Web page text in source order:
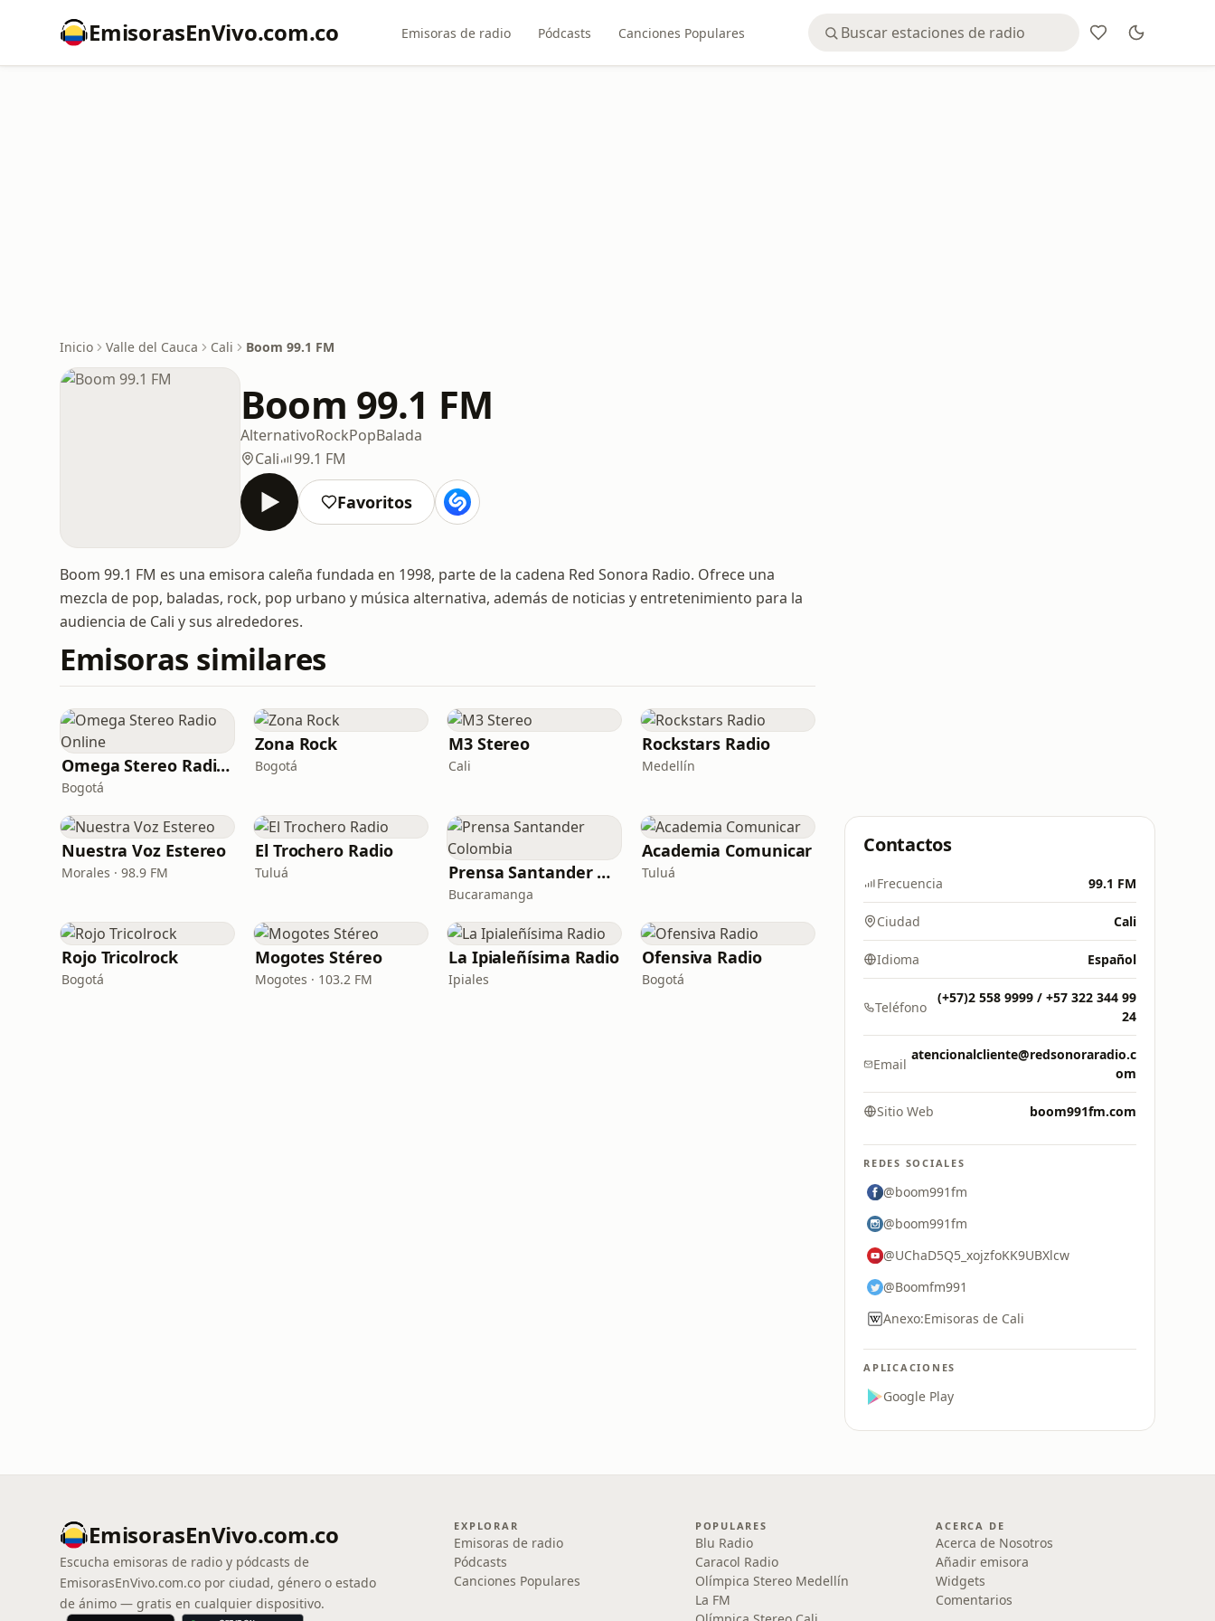
EmisorasEnVivo.com.co Emisoras de radio Pódcasts Canciones Populares
Inicio Valle del Cauca Cali Boom 99.1 FM
Boom 99.1 FM
AlternativoRockPopBalada
Cali
99.1 FM
Favoritos
Boom 99.1 FM es una emisora caleña fundada en 1998, parte de la cadena Red Sonora Radio. Ofrece una
mezcla de pop, baladas, rock, pop urbano y música alternativa, además de noticias y entretenimiento para la
audiencia de Cali y sus alrededores.
Emisoras similares
Omega Stereo Radio Online
Bogotá
Zona Rock
Bogotá
M3 Stereo
Cali
Rockstars Radio
Medellín
Nuestra Voz Estereo
Morales · 98.9 FM
El Trochero Radio
Tuluá Prensa Santander Colombia
Bucaramanga
Academia Comunicar
Tuluá
Rojo Tricolrock
Bogotá
Mogotes Stéreo
Mogotes · 103.2 FM
La Ipialeñísima Radio
Ipiales
Ofensiva Radio
Bogotá
Contactos
Frecuencia 99.1 FM
Ciudad Cali
Idioma Español
Teléfono
(+57)2 558 9999 / +57 322 344 99
24
Email
atencionalcliente@redsonoraradio.c
om
Sitio Web boom991fm.com
REDES SOCIALES
@boom991fm
@boom991fm
@UChaD5Q5_xojzfoKK9UBXlcw
@Boomfm991
Anexo:Emisoras de Cali
APLICACIONES
Google Play
EmisorasEnVivo.com.co
Escucha emisoras de radio y pódcasts de
EmisorasEnVivo.com.co por ciudad, género o estado
de ánimo — gratis en cualquier dispositivo.
EXPLORAR
Emisoras de radio
Pódcasts
Canciones Populares
POPULARES
Blu Radio
Caracol Radio
Olímpica Stereo Medellín
La FM
ACERCA DE
Acerca de Nosotros
Añadir emisora
Widgets
Comentarios